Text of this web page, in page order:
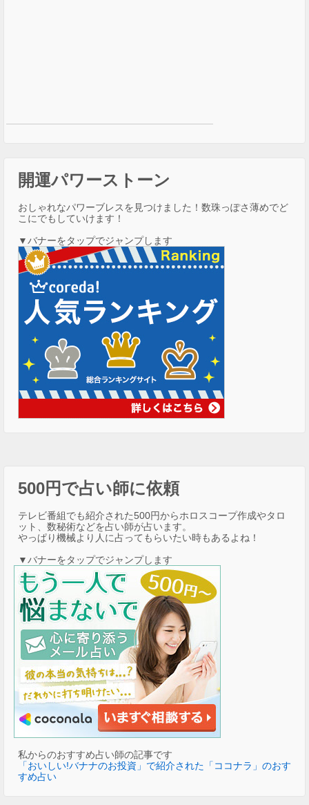
開運パワーストーン
おしゃれなパワーブレスを見つけました！数珠っぽさ薄めでど
こにでもしていけます！
▼バナーをタップでジャンプします
500円で占い師に依頼
テレビ番組でも紹介された500円からホロスコープ作成やタロ
ット、数秘術などを占い師が占います。
やっぱり機械より人に占ってもらいたい時もあるよね！
▼バナーをタップでジャンプします
私からのおすすめ占い師の記事です
「おいしい!バナナのお投資」で紹介された「ココナラ」のおす
すめ占い